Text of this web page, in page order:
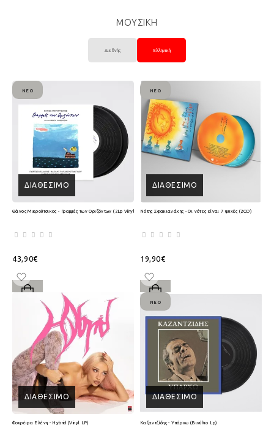
ΜΟΥΣΙΚΗ
Διεθνής Ελληνική
ΔΙΑΘΈΣΙΜΟ
ΝΈΟ
Θάνος Μικρούτσικος - Γραμμές των Οριζόντων (2Lp Vinyl)
43,90€
ΔΙΑΘΈΣΙΜΟ
ΝΈΟ
Νότης Σφακιανάκης - Οι νότες είναι 7 ψυχές (2CD)
19,90€
ΔΙΑΘΈΣΙΜΟ
Φουρέιρα Ελένη - Hybrid (Vinyl LP)
ΔΙΑΘΈΣΙΜΟ
ΝΈΟ
Καζαντζίδης - Υπάρχω (Βινύλιο Lp)